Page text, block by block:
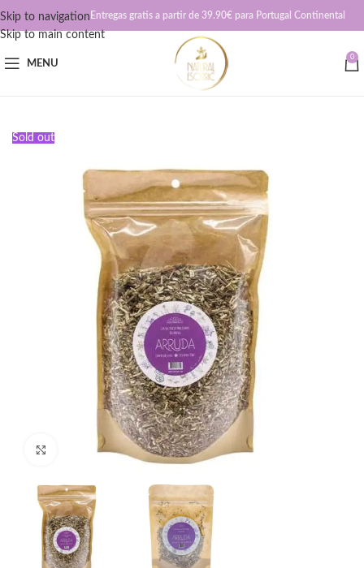
Skip to navigation
Skip to main content
Entregas gratis a partir de 39.90€ para Portugal Continental
MENU
0
Sold out
Click to enlarge